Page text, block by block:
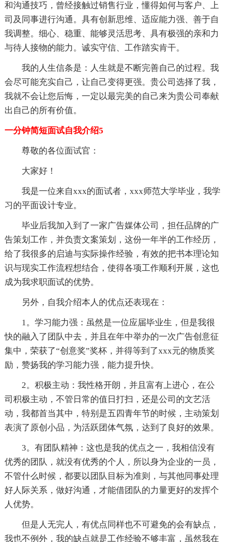
和沟通技巧，曾经接触过销售行业，懂得如何与客户、上
司及同事进行沟通。具有创新思维、适应能力强、善于自
我调整。细心、稳重、能够灵活思考、具有极强的亲和力
与待人接物的能力。诚实守信、工作踏实肯干。
我的人生信条是：人生就是不断完善自己的过程。我
会尽可能充实自己，让自己变得更强。贵公司选择了我，
我就不会让您后悔，一定以最完美的自己来为贵公司奉献
出自己的所有价值。
一分钟简短面试自我介绍5
尊敬的各位面试官：
大家好！
我是一位来自xxx的面试者，xxx师范大学毕业，我学
习的平面设计专业。
毕业后我加入到了一家广告媒体公司，担任品牌的广
告策划工作，并负责文案策划，这份一年半的工作经历，
给了我很多的启迪与实际操作经验，有效的把书本理论知
识与现实工作流程想结合，使得各项工作顺利开展，这也
成为我求职面试的优势。
另外，自我介绍本人的优点还表现在：
1。学习能力强：虽然是一位应届毕业生，但是我很
快的融入了团队中去，并且在年中举办的一次广告创意征
集中，荣获了“创意奖”奖杯，并得等到了xxx元的物质奖
励，赞扬我的学习能力强，能力提升快。
2。积极主动：我性格开朗，并且富有上进心，在公
司积极主动，不管日常的值日打扫，还是公司的文艺活
动，我都首当其中，特别是五四青年节的时候，主动策划
表演了原创小品，为活跃团体气氛，达到了良好的效果。
3。有团队精神：这也是我的优点之一，我相信没有
优秀的团队，就没有优秀的个人，所以身为企业的一员，
不管什么时候，都要以团队目标为准则，与其他同事处理
好人际关系，做好沟通，才能借团队的力量更好的发挥个
人优势。
但是人无完人，有优点同样也不可避免的会有缺点，
我也不例外，我的缺点就是工作经验不够丰富，虽然我在